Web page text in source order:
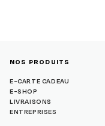
NOS PRODUITS
E-CARTE CADEAU
E-SHOP
LIVRAISONS
ENTREPRISES